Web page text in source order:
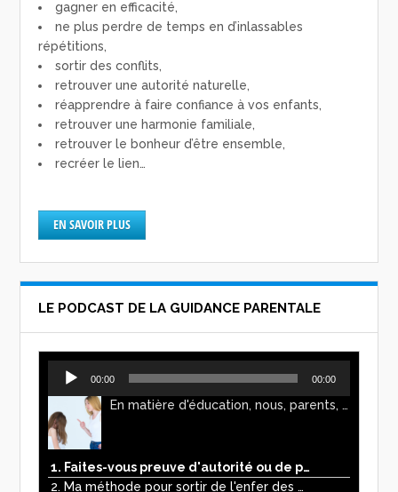
gagner en efficacité,
ne plus perdre de temps en d’inlassables
répétitions,
sortir des conflits,
retrouver une autorité naturelle,
réapprendre à faire confiance à vos enfants,
retrouver une harmonie familiale,
retrouver le bonheur d’être ensemble,
recréer le lien…
EN SAVOIR PLUS
LE PODCAST DE LA GUIDANCE PARENTALE
Lecteur
audio
00:00 00:00
En matière d'éducation, nous, parents, avons l'impression de faire preuve d'autorité. Mais n'est-ce pas, parfois, plutôt un jeu de pouvoir ? Ce podcast vous permettra d'y voir plus clair !
1. Faites-vous preuve d'autorité ou de pouvoir avec vos enfants ?
2. Ma méthode pour sortir de l'enfer des écrans